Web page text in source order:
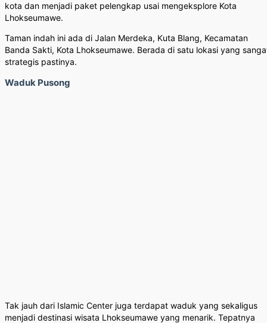
kota dan menjadi paket pelengkap usai mengeksplore Kota
Lhokseumawe.
Taman indah ini ada di Jalan Merdeka, Kuta Blang, Kecamatan
Banda Sakti, Kota Lhokseumawe. Berada di satu lokasi yang
strategis pastinya.
Waduk Pusong
Tak jauh dari Islamic Center juga terdapat waduk yang sekaligus
menjadi destinasi wisata Lhokseumawe yang menarik. Tepatnya